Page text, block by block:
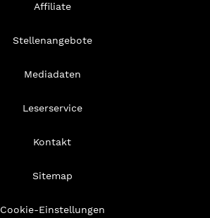
Affiliate
Stellenangebote
Mediadaten
Leserservice
Kontakt
Sitemap
Cookie-Einstellungen